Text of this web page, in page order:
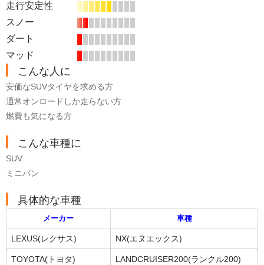
走行安定性
スノー
ダート
マッド
こんな人に
安価なSUVタイヤを求める方
通常オンロードしか走らない方
燃費も気になる方
こんな車種に
SUV
ミニバン
具体的な車種
メーカー 車種
LEXUS(レクサス) NX(エヌエックス)
TOYOTA(トヨタ) LANDCRUISER200(ランクル200)